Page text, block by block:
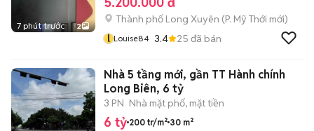
7 phút trước 2
Thành phố Long Xuyên (P. Mỹ Thới mới)
l Louise84 3.4 25 đã bán
Nhà 5 tầng mới, gần TT Hành chính
Long Biên, 6 tỷ
3 PN Nhà mặt phố, mặt tiền
6 tỷ 200 tr/m² 30 m²